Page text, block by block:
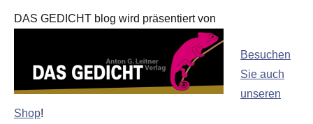
DAS GEDICHT blog wird präsentiert von
Besuchen
Sie auch
unseren
Shop!